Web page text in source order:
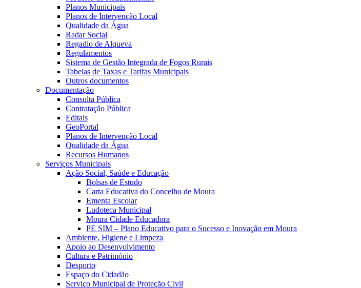
Planos Municipais
Planos de Intervenção Local
Qualidade da Água
Radar Social
Regadio de Alqueva
Regulamentos
Sistema de Gestão Integrada de Fogos Rurais
Tabelas de Taxas e Tarifas Municipais
Outros documentos
Documentação
Consulta Pública
Contratação Pública
Editais
GeoPortal
Planos de Intervenção Local
Qualidade da Água
Recursos Humanos
Serviços Municipais
Ação Social, Saúde e Educação
Bolsas de Estudo
Carta Educativa do Concelho de Moura
Ementa Escolar
Ludoteca Municipal
Moura Cidade Educadora
PE SIM – Plano Educativo para o Sucesso e Inovação em Moura
Ambiente, Higiene e Limpeza
Apoio ao Desenvolvimento
Cultura e Património
Desporto
Espaço do Cidadão
Serviço Municipal de Proteção Civil